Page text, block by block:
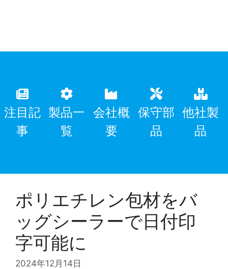
注目記
事
製品一
覧
会社概
要
保守部
品
他社製
品
ポリエチレン包材をバ
ッグシーラーで日付印
字可能に
2024年12月14日